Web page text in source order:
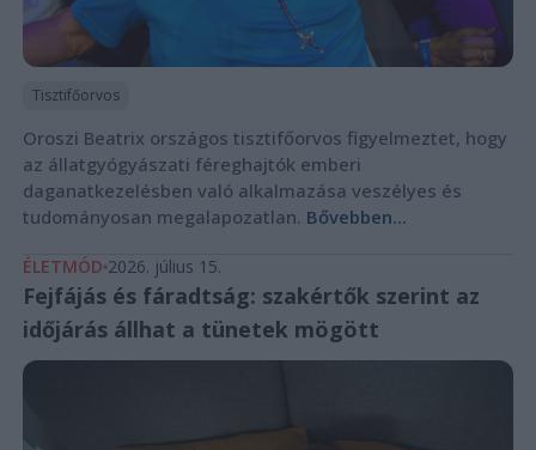
Tisztifőorvos
Oroszi Beatrix országos tisztifőorvos figyelmeztet, hogy
az állatgyógyászati féreghajtók emberi
daganatkezelésben való alkalmazása veszélyes és
tudományosan megalapozatlan. Bővebben...
ÉLETMÓD 2026. július 15.
Fejfájás és fáradtság: szakértők szerint az
időjárás állhat a tünetek mögött